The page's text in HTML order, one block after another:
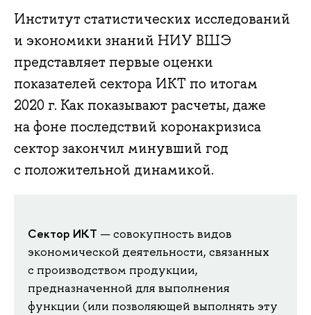
Институт статистических исследований
и экономики знаний НИУ ВШЭ
представляет первые оценки
показателей сектора ИКТ по итогам
2020 г. Как показывают расчеты, даже
на фоне последствий коронакризиса
сектор закончил минувший год
с положительной динамикой.
Сектор ИКТ — совокупность видов
экономической деятельности, связанных
с производством продукции,
предназначенной для выполнения
функции (или позволяющей выполнять эту